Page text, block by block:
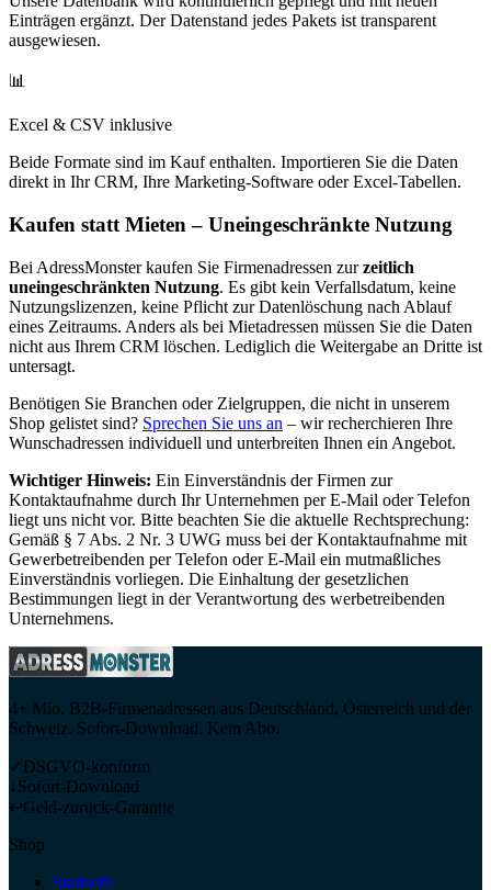
Einträgen ergänzt. Der Datenstand jedes Pakets ist transparent
ausgewiesen.
📊
Excel & CSV inklusive
Beide Formate sind im Kauf enthalten. Importieren Sie die Daten
direkt in Ihr CRM, Ihre Marketing-Software oder Excel-Tabellen.
Kaufen statt Mieten – Uneingeschränkte Nutzung
Bei AdressMonster kaufen Sie Firmenadressen zur zeitlich
uneingeschränkten Nutzung. Es gibt kein Verfallsdatum, keine
Nutzungslizenzen, keine Pflicht zur Datenlöschung nach Ablauf
eines Zeitraums. Anders als bei Mietadressen müssen Sie die Daten
nicht aus Ihrem CRM löschen. Lediglich die Weitergabe an Dritte ist
untersagt.
Benötigen Sie Branchen oder Zielgruppen, die nicht in unserem
Shop gelistet sind? Sprechen Sie uns an – wir recherchieren Ihre
Wunschadressen individuell und unterbreiten Ihnen ein Angebot.
Wichtiger Hinweis: Ein Einverständnis der Firmen zur
Kontaktaufnahme durch Ihr Unternehmen per E-Mail oder Telefon
liegt uns nicht vor. Bitte beachten Sie die aktuelle Rechtsprechung:
Gemäß § 7 Abs. 2 Nr. 3 UWG muss bei der Kontaktaufnahme mit
Gewerbetreibenden per Telefon oder E-Mail ein mutmaßliches
Einverständnis vorliegen. Die Einhaltung der gesetzlichen
Bestimmungen liegt in der Verantwortung des werbetreibenden
Unternehmens.
4+ Mio. B2B-Firmenadressen aus Deutschland, Österreich und der
Schweiz. Sofort-Download. Kein Abo.
✓ DSGVO-konform
↓Sofort-Download
↩Geld-zurück-Garantie
Shop
Startseite